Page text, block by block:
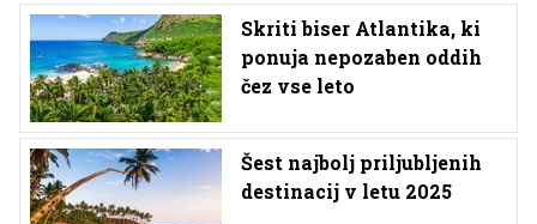
Skriti biser Atlantika, ki
ponuja nepozaben oddih
čez vse leto
Šest najbolj priljubljenih
destinacij v letu 2025